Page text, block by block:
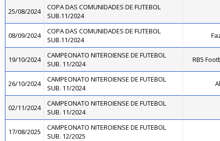
25/08/2024
COPA DAS COMUNIDADES DE FUTEBOL
SUB.11/2024
08/09/2024
COPA DAS COMUNIDADES DE FUTEBOL
SUB.11/2024
19/10/2024
CAMPEONATO NITEROIENSE DE FUTEBOL
SUB. 11/2024
RB5
26/10/2024
CAMPEONATO NITEROIENSE DE FUTEBOL
SUB. 11/2024
02/11/2024
CAMPEONATO NITEROIENSE DE FUTEBOL
SUB. 11/2024
17/08/2025
CAMPEONATO NITEROIENSE DE FUTEBOL
SUB. 12/2025